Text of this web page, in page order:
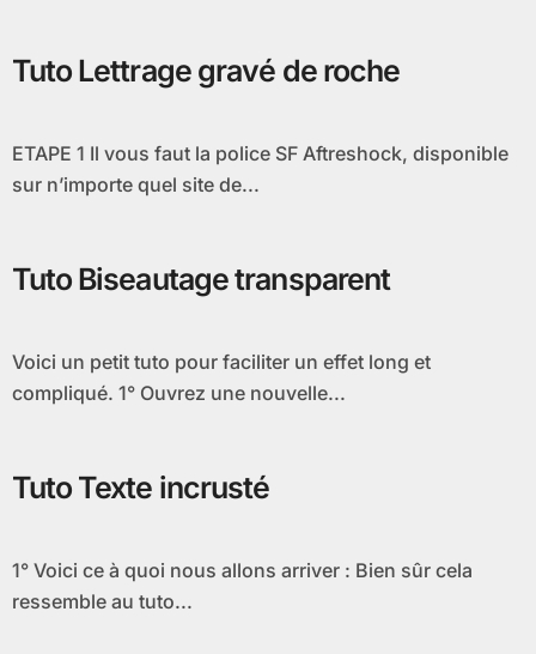
Tuto Lettrage gravé de roche
ETAPE 1 Il vous faut la police SF Aftreshock, disponible
sur n’importe quel site de...
Tuto Biseautage transparent
Voici un petit tuto pour faciliter un effet long et
compliqué. 1° Ouvrez une nouvelle...
Tuto Texte incrusté
1° Voici ce à quoi nous allons arriver : Bien sûr cela
ressemble au tuto...